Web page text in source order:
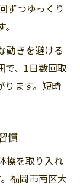
ずつゆっくり
動きを避ける
で、1日数回取
ります。短時
慣
操を取り入れ
福岡市南区大